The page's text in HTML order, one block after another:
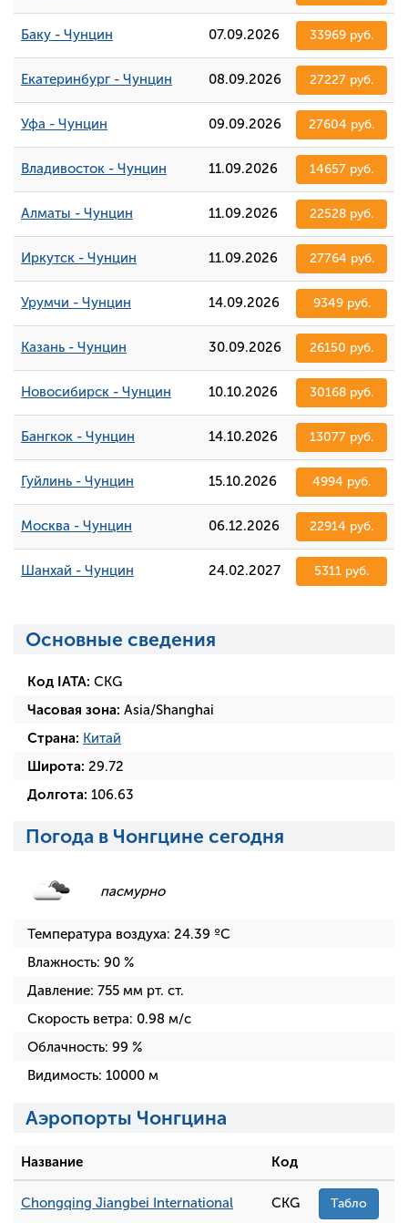
Баку - Чунцин 07.09.2026 33969 руб.
Екатеринбург - Чунцин 08.09.2026 27227 руб.
Уфа - Чунцин 09.09.2026 27604 руб.
Владивосток - Чунцин 11.09.2026 14657 руб.
Алматы - Чунцин 11.09.2026 22528 руб.
Иркутск - Чунцин 11.09.2026 27764 руб.
Урумчи - Чунцин 14.09.2026 9349 руб.
Казань - Чунцин 30.09.2026 26150 руб.
Новосибирск - Чунцин 10.10.2026 30168 руб.
Бангкок - Чунцин 14.10.2026 13077 руб.
Гуйлинь - Чунцин 15.10.2026 4994 руб.
Москва - Чунцин 06.12.2026 22914 руб.
Шанхай - Чунцин 24.02.2027 5311 руб.
Основные сведения
Код IATA: CKG
Часовая зона: Asia/Shanghai
Страна: Китай
Широта: 29.72
Долгота: 106.63
Погода в Чонгцине сегодня
пасмурно
Температура воздуха: 24.39 ºC
Влажность: 90 %
Давление: 755 мм рт. ст.
Скорость ветра: 0.98 м/с
Облачность: 99 %
Видимость: 10000 м
Аэропорты Чонгцина
Название Код
Chongqing Jiangbei International CKG Табло